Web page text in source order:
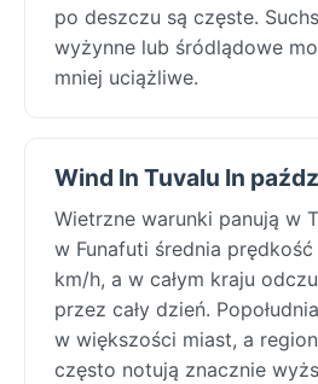
po deszczu są częste.
wyżynne lub śródlądowe
mniej uciążliwe.
Wind In Tuvalu In
Wietrzne warunki panują w
w Funafuti średnia
km/h, a w całym kraju
przez cały dzień.
w większości miast, a
często notują znacznie